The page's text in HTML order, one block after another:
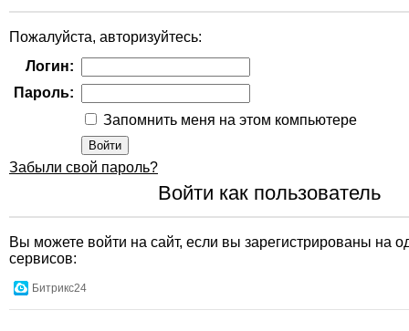
Пожалуйста, авторизуйтесь:
Логин:
Пароль:
Запомнить меня на этом компьютере
Забыли свой пароль?
Войти как пользователь
Вы можете войти на сайт, если вы зарегистрированы на
сервисов:
Битрикс24